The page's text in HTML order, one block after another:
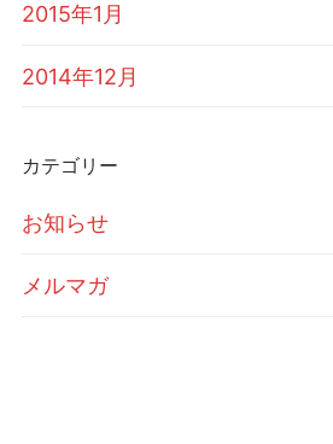
2015年1月
2014年12月
カテゴリー
お知らせ
メルマガ